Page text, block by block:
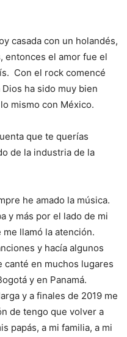
casada con un holandés,
entonces el amor fue el
Con el rock comencé
ha sido muy bien
mismo con México.
que te querías
de la industria de la
he amado la música.
y más por el lado de mi
llamó la atención.
y hacía algunos
canté en muchos lugares
y en Panamá.
y a finales de 2019 me
de tengo que volver a
papás, a mi familia, a mi